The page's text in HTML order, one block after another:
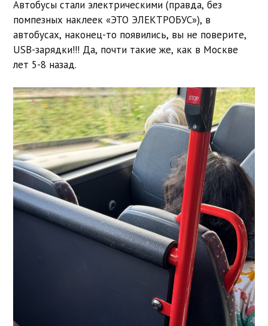
Автобусы стали электрическими (правда, без
помпезных наклеек «ЭТО ЭЛЕКТРОБУС»), в
автобусах, наконец-то появились, вы не поверите,
USB-зарядки!!! Да, почти такие же, как в Москве
лет 5-8 назад.